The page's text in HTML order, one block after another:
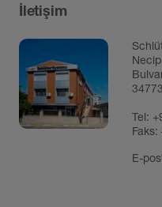
İletişim
Tel:
Faks:
E-